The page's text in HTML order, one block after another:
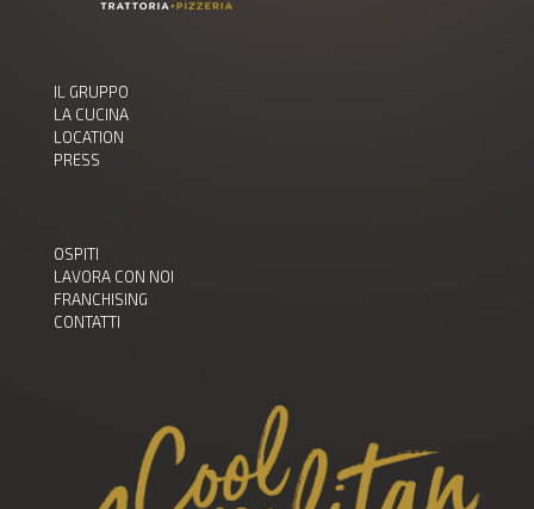
IL GRUPPO
LA CUCINA
LOCATION
PRESS
OSPITI
LAVORA CON NOI
FRANCHISING
CONTATTI